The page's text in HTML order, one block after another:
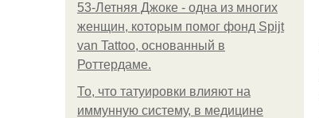
53-Летняя Джоке - одна из многих
женщин, которым помог фонд Spijt
van Tattoo, основанный в
Роттердаме.
То, что татуировки влияют на
иммунную систему, в медицине